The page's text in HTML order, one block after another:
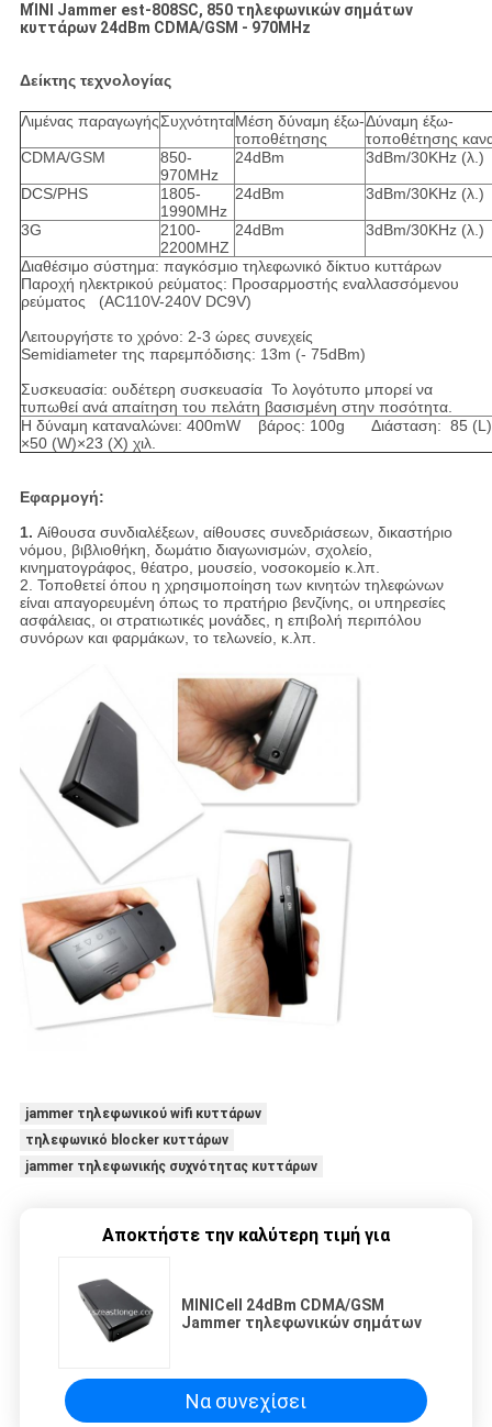
ΜΊΝΙ Jammer est-808SC, 850 τηλεφωνικών σημάτων
κυττάρων 24dBm CDMA/GSM - 970MHz
Δείκτης τεχνολογίας
Λιμένας παραγωγήςΣυχνότηταΜέση δύναμη έξω-
τοποθέτησης
Δύναμη έξω-
τοποθέτησης
CDMA/GSM
850-
970MHz
24dBm 3dBm/30KHz (λ.)
DCS/PHS
1805-
1990MHz
24dBm 3dBm/30KHz (λ.)
3G
2100-
2200MHZ
24dBm 3dBm/30KHz (λ.)
Διαθέσιμο σύστημα: παγκόσμιο τηλεφωνικό δίκτυο κυττάρων
Παροχή ηλεκτρικού ρεύματος: Προσαρμοστής εναλλασσόμενου
ρεύματος (AC110V-240V DC9V)
Λειτουργήστε το χρόνο: 2-3 ώρες συνεχείς
Semidiameter της παρεμπόδισης: 13m (- 75dBm)
Συσκευασία: ουδέτερη συσκευασία Το λογότυπο μπορεί να
τυπωθεί ανά απαίτηση του πελάτη βασισμένη στην ποσότητα.
Η δύναμη καταναλώνει: 400mW βάρος: 100g Διάσταση: 85 (L)
×50 (W)×23 (Χ) χιλ.
Εφαρμογή:
1. Αίθουσα συνδιαλέξεων, αίθουσες συνεδριάσεων, δικαστήριο
νόμου, βιβλιοθήκη, δωμάτιο διαγωνισμών, σχολείο,
κινηματογράφος, θέατρο, μουσείο, νοσοκομείο κ.λπ.
2. Τοποθετεί όπου η χρησιμοποίηση των κινητών τηλεφώνων
είναι απαγορευμένη όπως το πρατήριο βενζίνης, οι υπηρεσίες
ασφάλειας, οι στρατιωτικές μονάδες, η επιβολή περιπόλου
συνόρων και φαρμάκων, το τελωνείο, κ.λπ.
jammer τηλεφωνικού wifi κυττάρων
τηλεφωνικό blocker κυττάρων
jammer τηλεφωνικής συχνότητας κυττάρων
Αποκτήστε την καλύτερη τιμή για
MINICell 24dBm CDMA/GSM
Jammer τηλεφωνικών σημάτων
Να συνεχίσει